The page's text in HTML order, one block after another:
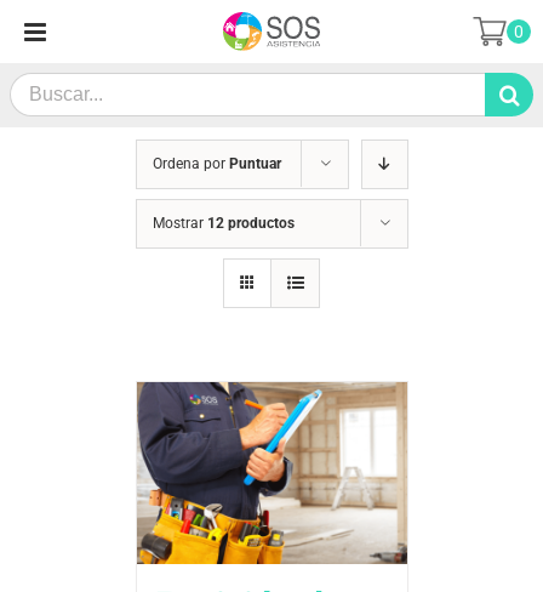
contenido
Search
for:
0
Ordena por Puntuar
Mostrar 12 productos